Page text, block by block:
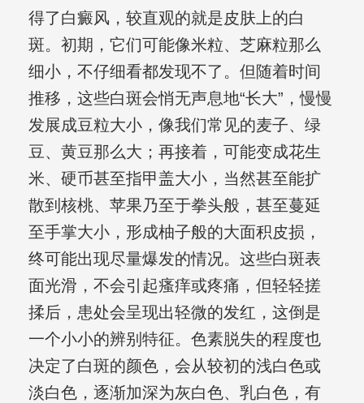
得了白癜风，较直观的就是皮肤上的白
斑。初期，它们可能像米粒、芝麻粒那么
细小，不仔细看都发现不了。但随着时间
推移，这些白斑会悄无声息地“长大”，慢慢
发展成豆粒大小，像我们常见的麦子、绿
豆、黄豆那么大；再接着，可能变成花生
米、硬币甚至指甲盖大小，当然甚至能扩
散到核桃、苹果乃至于拳头般，甚至蔓延
至手掌大小，形成柚子般的大面积皮损，
终可能出现尽量爆发的情况。这些白斑表
面光滑，不会引起瘙痒或疼痛，但轻轻搓
揉后，患处会呈现出轻微的发红，这倒是
一个小小的辨别特征。色素脱失的程度也
决定了白斑的颜色，会从较初的浅白色或
淡白色，逐渐加深为灰白色、乳白色，有